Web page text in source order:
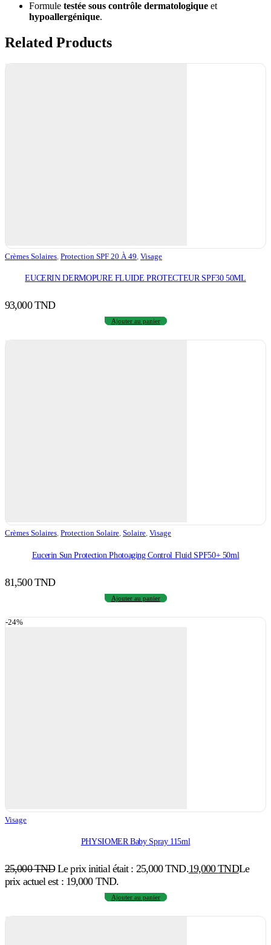
Formule testée sous contrôle dermatologique et
hypoallergénique.
Related Products
Crèmes Solaires Protection SPF 20 À 49 Visage
EUCERIN DERMOPURE FLUIDE PROTECTEUR SPF30 50ML
93,000TND
Ajouter au panier
Crèmes Solaires, Protection Solaire, Solaire, Visage
Eucerin Sun Protection Photoaging Control Fluid SPF50+ 50ml
81,500TND
Ajouter au panier
-24%
Visage
PHYSIOMER Baby Spray 115ml
25,000TND Le prix initial était : 25,000 TND.19,000TNDLe
prix actuel est : 19,000 TND.
Ajouter au panier